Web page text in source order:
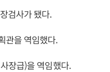
검사가 됐다.
관을 역임했다.
장급)을 역임했다.